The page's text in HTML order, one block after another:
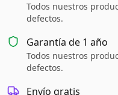
Todos nuestros
defectos.
Garantía de 1 año
Todos nuestros
defectos.
Envío gratis